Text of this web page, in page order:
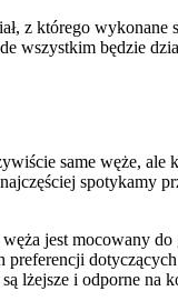
z którego wykonane
wszystkim będzie
same węże,
spotykamy
jest mocowany
lżejsze i odporne na